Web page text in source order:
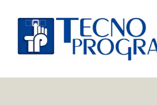
contenido